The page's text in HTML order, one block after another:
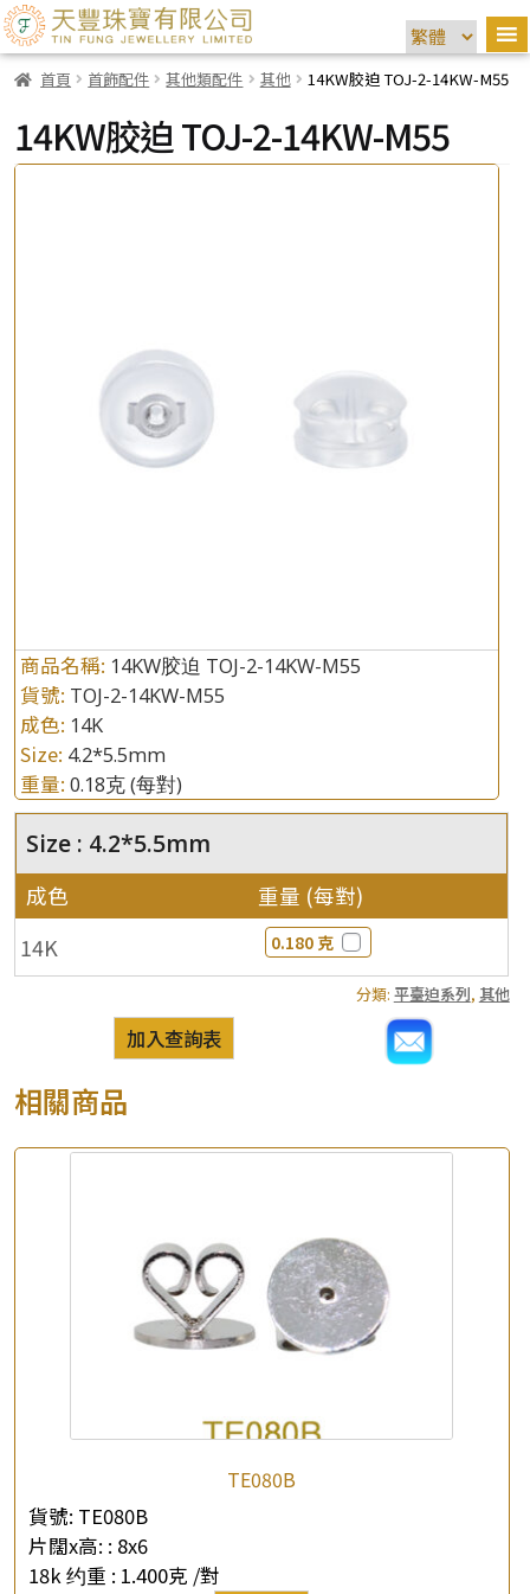
首頁 首飾配件 其他類配件 其他 14KW胶迫 TOJ-2-14KW-M55
14KW胶迫 TOJ-2-14KW-M55
商品名稱: 14KW胶迫 TOJ-2-14KW-M55
貨號: TOJ-2-14KW-M55
成色: 14K
Size: 4.2*5.5mm
重量: 0.18克(每對)
Size : 4.2*5.5mm
成色 重量 (每對)
14K 0.180 克
分類: 平臺迫系列, 其他
加入查詢表
相關商品
TE080B
貨號: TE080B
片闊x高: : 8x6
18k 约重 : 1.400克 /對